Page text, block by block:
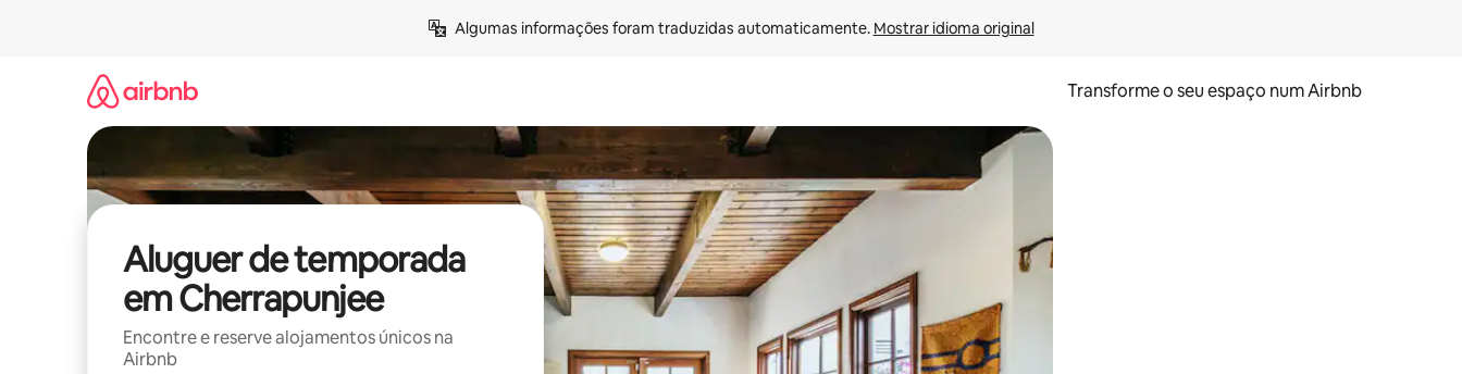
Algumas informações foram traduzidas automaticamente. Mostrar idioma original
Transforme o seu espaço num Airbnb
Aluguer de temporada
em Cherrapunjee
Encontre e reserve alojamentos únicos na
Airbnb